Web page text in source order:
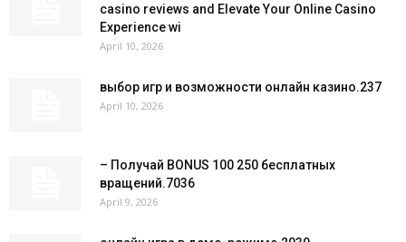
casino reviews and Elevate Your Online Casino
Experience wi
April 10, 2026
выбор игр и возможности онлайн казино.237
April 10, 2026
– Получай BONUS 100 250 бесплатных
вращений.7036
April 9, 2026